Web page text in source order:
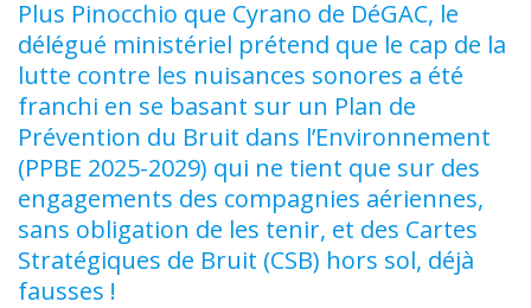
Plus Pinocchio que Cyrano de DéGAC, le
délégué ministériel prétend que le cap de la
lutte contre les nuisances sonores a été
franchi en se basant sur un Plan de
Prévention du Bruit dans l’Environnement
(PPBE 2025-2029) qui ne tient que sur des
engagements des compagnies aériennes,
sans obligation de les tenir, et des Cartes
Stratégiques de Bruit (CSB) hors sol, déjà
fausses !